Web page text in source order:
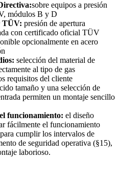
sobre equipos a presión
módulos B y D
TÜV: presión de apertura
con certificado oficial TÜV
opcionalmente en acero
selección del material de
al tipo de gas
requisitos del cliente
tamaño y una selección de
permiten un montaje sencillo
funcionamiento: el diseño
fácilmente el funcionamiento
cumplir los intervalos de
de seguridad operativa (§15),
laborioso.